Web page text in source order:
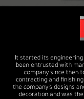
It started its engineering
been entrusted with
company since then
contracting and
the company's designs
decoration and was